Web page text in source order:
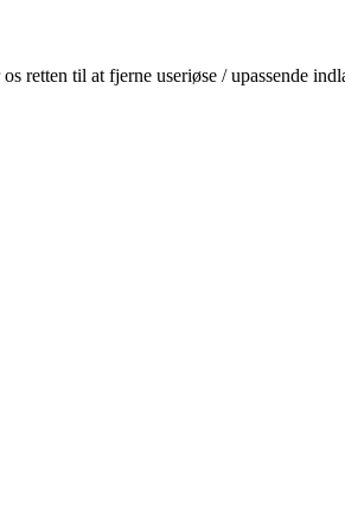
retten til at fjerne useriøse / upassende